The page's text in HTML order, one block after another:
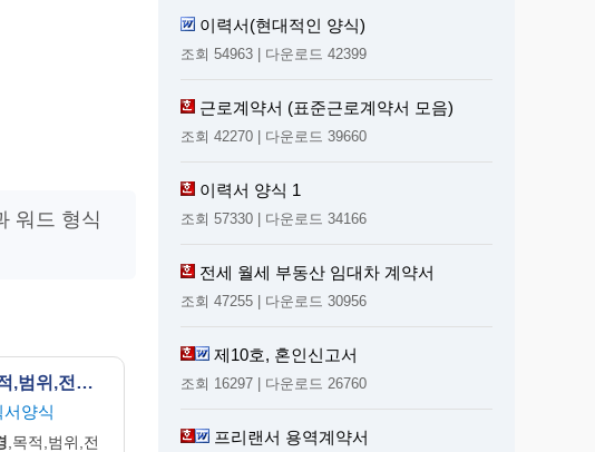
워드 형식
사업계획서 (화상회의)(제안-배경,목적,범위,전산화도입요인 화상회의-개요,구축배경,주요기능,이미지,시스템구성도,기대효과)
양식
,목적,범위,전
이력서(현대적인 양식)
조회 54963 | 다운로드 42399
근로계약서 (표준근로계약서 모음)
조회 42270 | 다운로드 39660
이력서 양식 1
조회 57330 | 다운로드 34166
전세 월세 부동산 임대차 계약서
조회 47255 | 다운로드 30956
제10호, 혼인신고서
조회 16297 | 다운로드 26760
프리랜서 용역계약서